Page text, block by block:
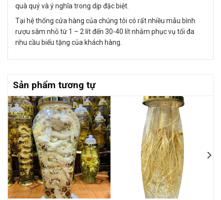
quà quý và ý nghĩa trong dịp đặc biệt.
Tại hệ thống cửa hàng của chúng tôi có rất nhiều mẫu bình
rượu sâm nhỏ từ 1 – 2 lít đến 30-40 lít nhằm phục vụ tối đa
nhu cầu biếu tặng của khách hàng.
Sản phẩm tương tự